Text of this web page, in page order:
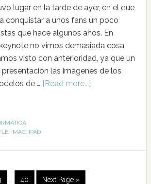
lugar en la tarde de ayer, en el que
conquistar a unos fans un poco
que hace algunos años. En
no vimos demasiada cosa
visto con anterioridad, ya que un
las imágenes de los
de … [Read more...]
, IMAC, IPAD
40 Next Page »